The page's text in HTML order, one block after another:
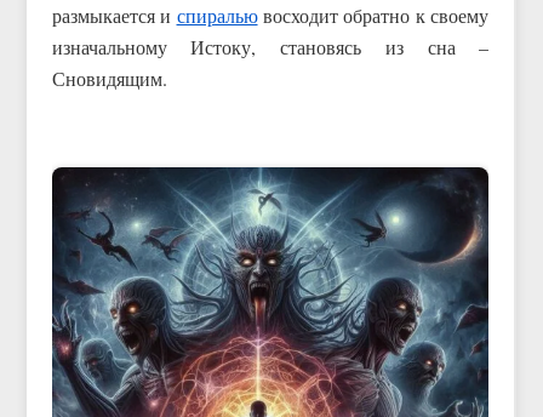
размыкается и спиральювосходит обратно к своему
изначальному Истоку, становясь из сна –
Сновидящим.